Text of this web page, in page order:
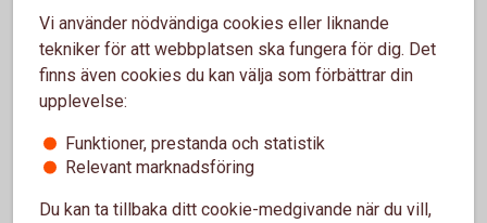
Fond
Kapitalförsäkring
Fond
för våra kapitalförsäkringar med
sparande i fonder.
Vi använder nödvändiga cookies eller liknande
tekniker för att webbplatsen ska fungera för dig. Det
finns även cookies du kan välja som förbättrar din
upplevelse:
Funktioner, prestanda och statistik
Relevant marknadsföring
Du kan ta tillbaka ditt cookie-medgivande när du vill,